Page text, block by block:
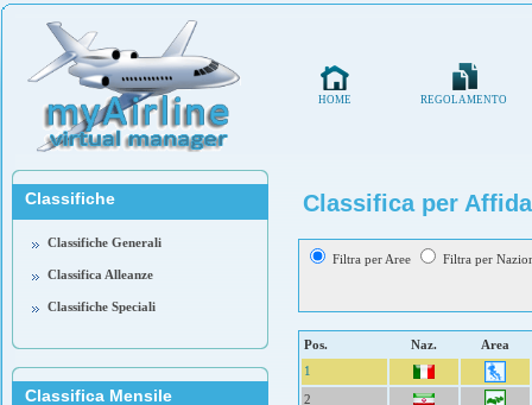
HOME REGOLAMENTO
Classifiche
Classifiche Generali
Classifica Alleanze
Classifiche Speciali
Classifica Mensile
Classifica per
Filtra per Aree Filtra per
Pos. Naz.
Area
1
2